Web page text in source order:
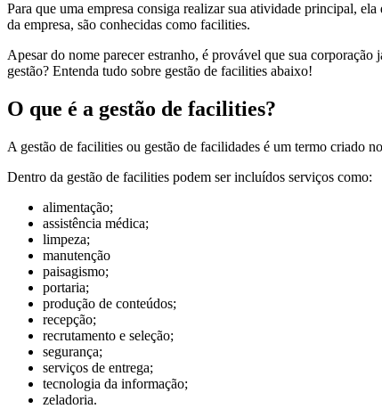
Para que uma empresa consiga realizar sua atividade principal,
da empresa, são conhecidas como facilities.
Apesar do nome parecer estranho, é provável que sua
gestão? Entenda tudo sobre gestão de facilities abaixo!
O que é a gestão de facilities?
A gestão de facilities ou gestão de facilidades é um termo criado
Dentro da gestão de facilities podem ser incluídos serviços como:
alimentação;
assistência médica;
limpeza;
manutenção
paisagismo;
portaria;
produção de conteúdos;
recepção;
recrutamento e seleção;
segurança;
serviços de entrega;
tecnologia da informação;
zeladoria.